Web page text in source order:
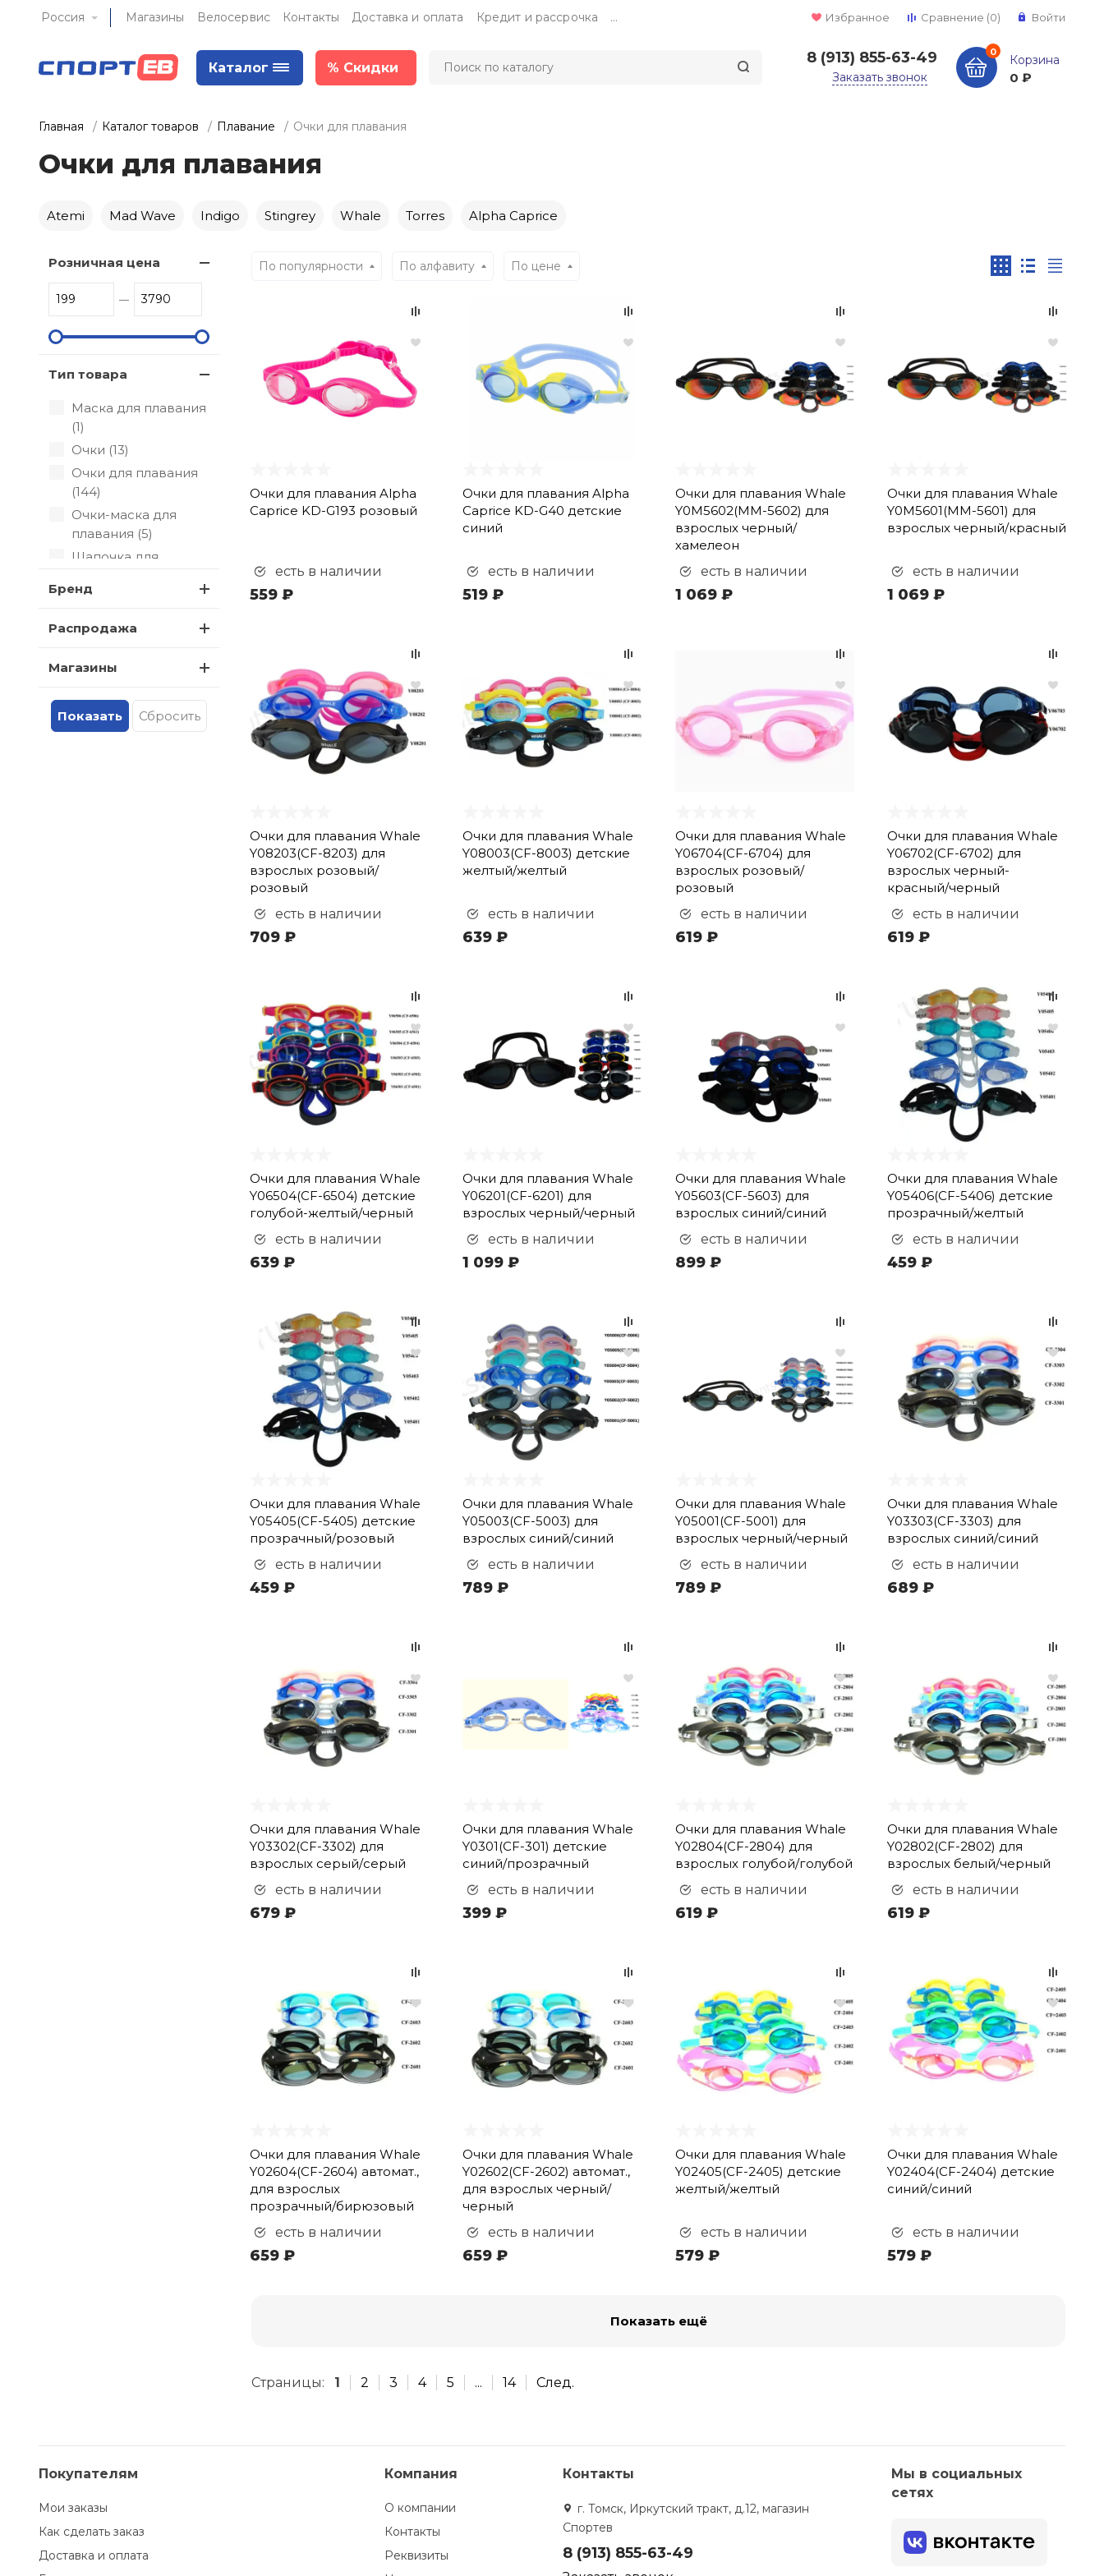
Россия Магазины Велосервис Контакты Доставка и оплата Кредит и рассрочка ... Избранное Сравнение (0) Войти
Каталог % Скидки
8 (913) 855-63-49
Заказать звонок
0
Корзина
0 ₽
Главная Каталог товаров Плавание Очки для плавания
Очки для плавания
Atemi Mad Wave Indigo Stingrey Whale Torres Alpha Caprice
Розничная цена
Тип товара
Маска для плавания
(1)
Очки (13)
Очки для плавания
(144)
Очки-маска для
плавания (5)
Шапочка для
Бренд
Распродажа
Магазины
По популярности По алфавиту По цене
Очки для плавания Alpha
Caprice KD-G193 розовый
есть в наличии
559 ₽
Очки для плавания Alpha
Caprice KD-G40 детские
синий
есть в наличии
519 ₽
Очки для плавания Whale
Y0M5602(ММ-5602) для
взрослых черный/
хамелеон
есть в наличии
1 069 ₽
Очки для плавания Whale
Y0M5601(ММ-5601) для
взрослых черный/красный
есть в наличии
1 069 ₽
Очки для плавания Whale
Y08203(CF-8203) для
взрослых розовый/
розовый
есть в наличии
709 ₽
Очки для плавания Whale
Y08003(CF-8003) детские
желтый/желтый
есть в наличии
639 ₽
Очки для плавания Whale
Y06704(CF-6704) для
взрослых розовый/
розовый
есть в наличии
619 ₽
Очки для плавания Whale
Y06702(CF-6702) для
взрослых черный-
красный/черный
есть в наличии
619 ₽
Очки для плавания Whale
Y06504(CF-6504) детские
голубой-желтый/черный
есть в наличии
639 ₽
Очки для плавания Whale
Y06201(CF-6201) для
взрослых черный/черный
есть в наличии
1 099 ₽
Очки для плавания Whale
Y05603(CF-5603) для
взрослых синий/синий
есть в наличии
899 ₽
Очки для плавания Whale
Y05406(CF-5406) детские
прозрачный/желтый
есть в наличии
459 ₽
Очки для плавания Whale
Y05405(CF-5405) детские
прозрачный/розовый
есть в наличии
459 ₽
Очки для плавания Whale
Y05003(CF-5003) для
взрослых синий/синий
есть в наличии
789 ₽
Очки для плавания Whale
Y05001(CF-5001) для
взрослых черный/черный
есть в наличии
789 ₽
Очки для плавания Whale
Y03303(CF-3303) для
взрослых синий/синий
есть в наличии
689 ₽
Очки для плавания Whale
Y03302(CF-3302) для
взрослых серый/серый
есть в наличии
679 ₽
Очки для плавания Whale
Y0301(CF-301) детские
синий/прозрачный
есть в наличии
399 ₽
Очки для плавания Whale
Y02804(CF-2804) для
взрослых голубой/голубой
есть в наличии
619 ₽
Очки для плавания Whale
Y02802(CF-2802) для
взрослых белый/черный
есть в наличии
619 ₽
Очки для плавания Whale
Y02604(CF-2604) автомат.,
для взрослых
прозрачный/бирюзовый
есть в наличии
659 ₽
Очки для плавания Whale
Y02602(CF-2602) автомат.,
для взрослых черный/
черный
есть в наличии
659 ₽
Очки для плавания Whale
Y02405(CF-2405) детские
желтый/желтый
есть в наличии
579 ₽
Очки для плавания Whale
Y02404(CF-2404) детские
синий/синий
есть в наличии
579 ₽
Показать ещё
Страницы: 1 2 3 4 5 ... 14 След.
Покупателям
Мои заказы
Как сделать заказ
Доставка и оплата
Компания
О компании
Контакты
Реквизиты
Контакты
г. Томск, Иркутский тракт, д.12, магазин
Спортев
8 (913) 855-63-49
Мы в социальных
сетях